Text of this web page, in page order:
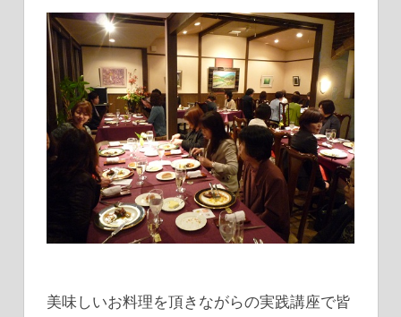
美味しいお料理を頂きながらの実践講座で皆